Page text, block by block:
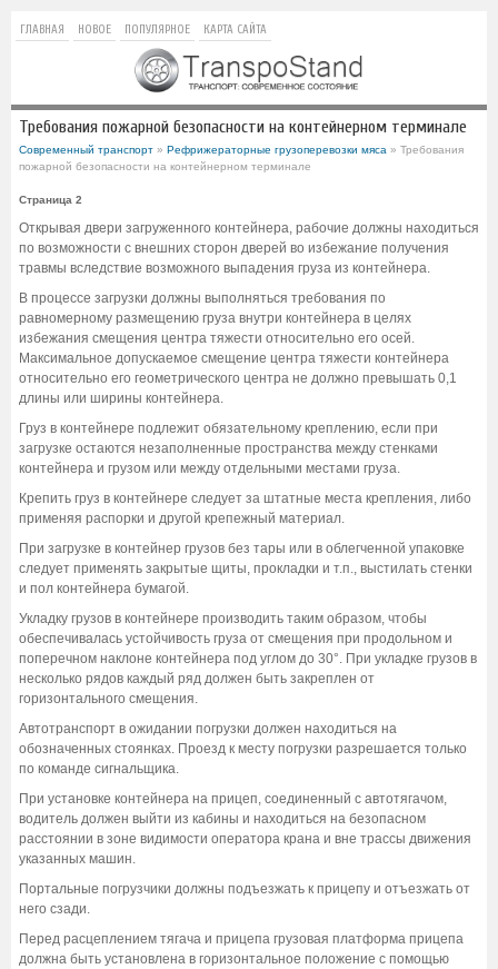
ГЛАВНАЯ НОВОЕ ПОПУЛЯРНОЕ КАРТА САЙТА
Требования пожарной безопасности на контейнерном терминале
Современный транспорт » Рефрижераторные грузоперевозки мяса » Требования
пожарной безопасности на контейнерном терминале
Страница 2
Открывая двери загруженного контейнера, рабочие должны находиться
по возможности с внешних сторон дверей во избежание получения
травмы вследствие возможного выпадения груза из контейнера.
В процессе загрузки должны выполняться требования по
равномерному размещению груза внутри контейнера в целях
избежания смещения центра тяжести относительно его осей.
Максимальное допускаемое смещение центра тяжести контейнера
относительно его геометрического центра не должно превышать 0,1
длины или ширины контейнера.
Груз в контейнере подлежит обязательному креплению, если при
загрузке остаются незаполненные пространства между стенками
контейнера и грузом или между отдельными местами груза.
Крепить груз в контейнере следует за штатные места крепления, либо
применяя распорки и другой крепежный материал.
При загрузке в контейнер грузов без тары или в облегченной упаковке
следует применять закрытые щиты, прокладки и т.п., выстилать стенки
и пол контейнера бумагой.
Укладку грузов в контейнере производить таким образом, чтобы
обеспечивалась устойчивость груза от смещения при продольном и
поперечном наклоне контейнера под углом до 30°. При укладке грузов в
несколько рядов каждый ряд должен быть закреплен от
горизонтального смещения.
Автотранспорт в ожидании погрузки должен находиться на
обозначенных стоянках. Проезд к месту погрузки разрешается только
по команде сигнальщика.
При установке контейнера на прицеп, соединенный с автотягачом,
водитель должен выйти из кабины и находиться на безопасном
расстоянии в зоне видимости оператора крана и вне трассы движения
указанных машин.
Портальные погрузчики должны подъезжать к прицепу и отъезжать от
него сзади.
Перед расцеплением тягача и прицепа грузовая платформа прицепа
должна быть установлена в горизонтальное положение с помощью